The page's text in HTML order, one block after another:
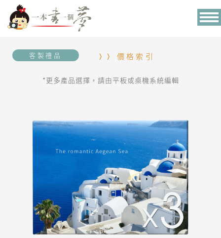
客製禮品 價格索引
*更多產品選擇，請由平板或桌機系統編輯